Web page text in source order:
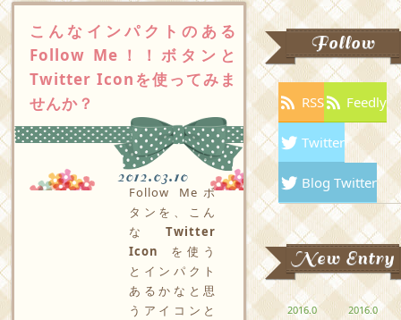
こんなインパクトのある
Follow Me！！ボタンと
Twitter Iconを使ってみま
せんか？
2012.03.10
Follow Meボ
タンを、こん
な
Twitter
Icon
を使う
とインパクト
あるかなと思
うアイコンと
Follow
RSS Feedly
Twitter
Blog Twitter
New Entry
2016.0
2016.0